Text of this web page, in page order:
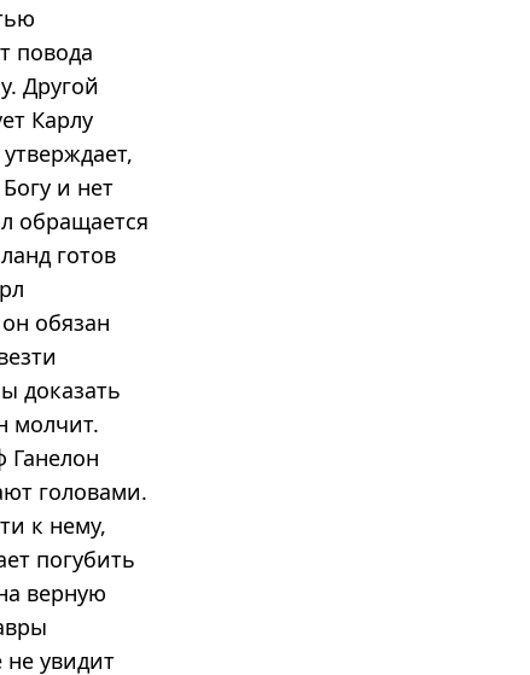
повода
Другой
Карлу
и нет
обращается
готов
обязан
доказать
молчит.
Ганелон
головами.
к нему,
погубить
верную
увидит